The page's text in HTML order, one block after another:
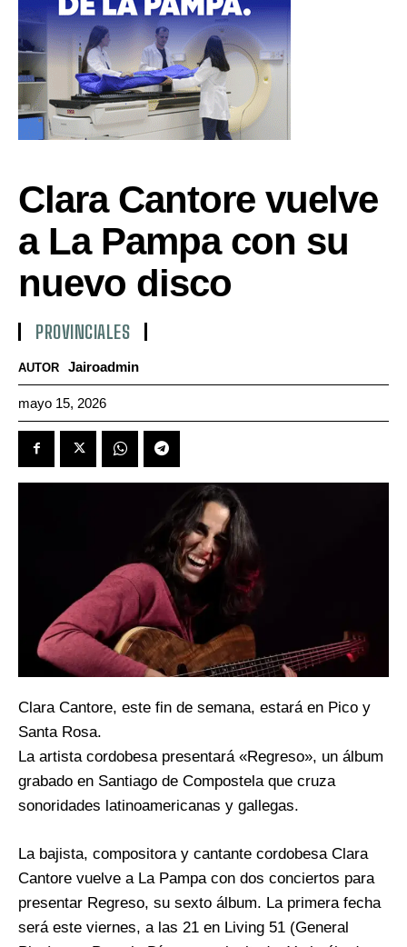
Clara Cantore vuelve
a La Pampa con su
nuevo disco
PROVINCIALES
AUTOR Jairoadmin
mayo 15, 2026
Clara Cantore, este fin de semana, estará en Pico y
Santa Rosa.
La artista cordobesa presentará «Regreso», un álbum
grabado en Santiago de Compostela que cruza
sonoridades latinoamericanas y gallegas.
La bajista, compositora y cantante cordobesa Clara
Cantore vuelve a La Pampa con dos conciertos para
presentar Regreso, su sexto álbum. La primera fecha
será este viernes, a las 21 en Living 51 (General